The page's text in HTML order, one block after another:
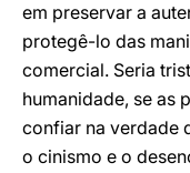
em preservar a
protegê-lo das
comercial. Seria
humanidade, se as
confiar na verdade
o cinismo e o